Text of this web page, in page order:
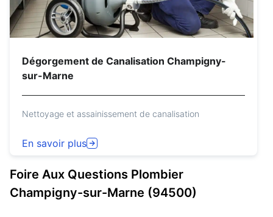
Dégorgement de Canalisation Champigny-
sur-Marne
Nettoyage et assainissement de canalisation
En savoir plus
Foire Aux Questions Plombier
Champigny-sur-Marne (94500)